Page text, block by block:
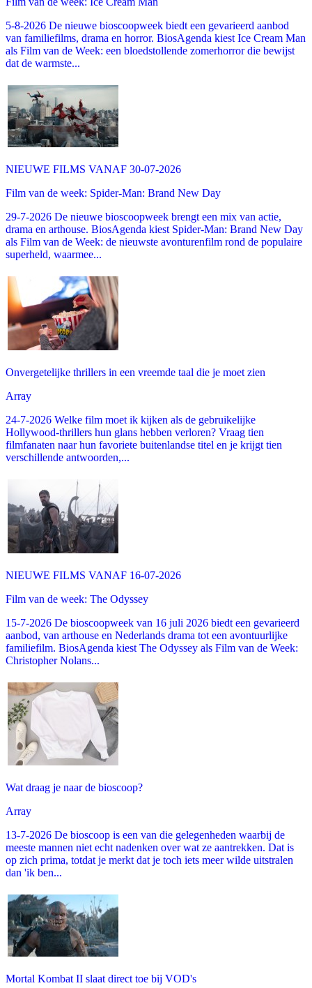
5-8-2026 De nieuwe bioscoopweek biedt een gevarieerd aanbod
van familiefilms, drama en horror. BiosAgenda kiest Ice Cream Man
als Film van de Week: een bloedstollende zomerhorror die bewijst
dat de warmste...
NIEUWE FILMS VANAF 30-07-2026
Film van de week: Spider-Man: Brand New Day
29-7-2026 De nieuwe bioscoopweek brengt een mix van actie,
drama en arthouse. BiosAgenda kiest Spider-Man: Brand New Day
als Film van de Week: de nieuwste avonturenfilm rond de populaire
superheld, waarmee...
Onvergetelijke thrillers in een vreemde taal die je moet zien
Array
24-7-2026 Welke film moet ik kijken als de gebruikelijke
Hollywood-thrillers hun glans hebben verloren? Vraag tien
filmfanaten naar hun favoriete buitenlandse titel en je krijgt tien
verschillende antwoorden,...
NIEUWE FILMS VANAF 16-07-2026
Film van de week: The Odyssey
15-7-2026 De bioscoopweek van 16 juli 2026 biedt een gevarieerd
aanbod, van arthouse en Nederlands drama tot een avontuurlijke
familiefilm. BiosAgenda kiest The Odyssey als Film van de Week:
Christopher Nolans...
Wat draag je naar de bioscoop?
Array
13-7-2026 De bioscoop is een van die gelegenheden waarbij de
meeste mannen niet echt nadenken over wat ze aantrekken. Dat is
op zich prima, totdat je merkt dat je toch iets meer wilde uitstralen
dan 'ik ben...
Mortal Kombat II slaat direct toe bij VOD's